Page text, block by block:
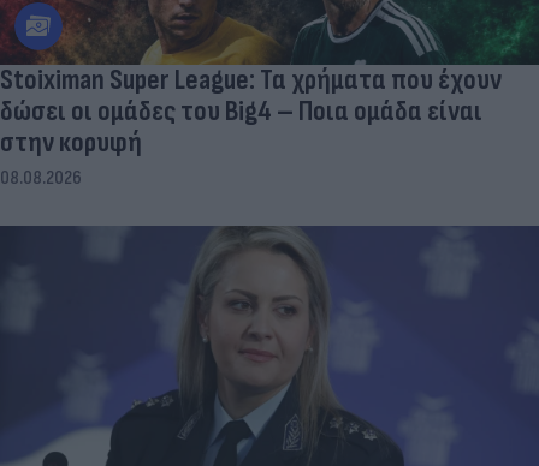
Stoiximan Super League: Τα χρήματα που έχουν
δώσει οι ομάδες του Big4 – Ποια ομάδα είναι
στην κορυφή
08.08.2026